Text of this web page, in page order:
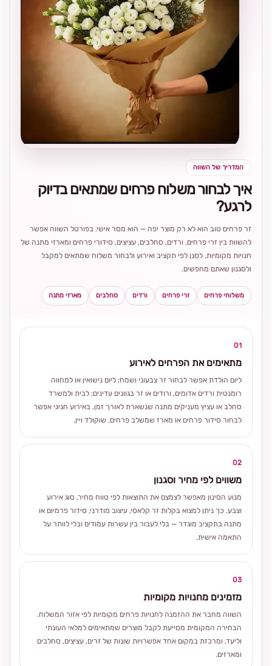
המדריך של השווה
איך לבחור משלוח פרחים שמתאים בדיוק
לרגע?
זר פרחים טוב הוא לא רק מוצר יפה — הוא מסר אישי. בפורטל השווה אפשר
להשוות בין זרי פרחים, ורדים, סחלבים, עציצים, סידורי פרחים ומארזי מתנה של
חנויות מקומיות, לסנן לפי תקציב ואירוע ולבחור משלוח שמתאים למקבל
ולסגנון שאתם מחפשים.
משלוחי פרחים זרי פרחים ורדים סחלבים מארזי מתנה
01
מתאימים את הפרחים לאירוע
ליום הולדת אפשר לבחור זר צבעוני ושמח; ליום נישואין או למחווה
רומנטית ורדים אדומים, ורודים או זר בגוונים עדינים; לבית ולמשרד
סחלב או עציץ מעניקים מתנה שנשארת לאורך זמן. באירוע חגיגי אפשר
לבחור סידור פרחים או מארז שמשלב פרחים, שוקולד ויין.
02
משווים לפי מחיר וסגנון
מנוע הסינון מאפשר לצמצם את התוצאות לפי טווח מחיר, סוג אירוע
וצבע. כך ניתן למצוא בקלות זר קלאסי, עיצוב מודרני, סידור פרמיום או
מתנה בתקציב מוגדר — בלי לעבור בין עשרות עמודים ובלי לוותר על
התאמה אישית.
03
מזמינים מחנויות מקומיות
השווה מחבר את ההזמנה לחנויות פרחים מקומיות לפי אזור המשלוח.
הבחירה המקומית מסייעת לקבל מוצרים שמתאימים למלאי העונתי
וליעד, ומרכזת במקום אחד אפשרויות שונות של זרים, עציצים, סחלבים
ומארזים.